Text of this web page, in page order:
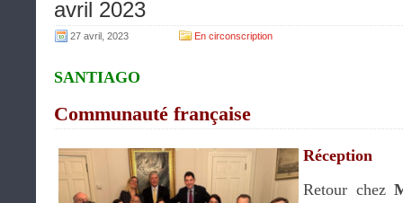
avril 2023
27 avril, 2023 En circonscription
SANTIAGO
Communauté française
Réception
Retour chez